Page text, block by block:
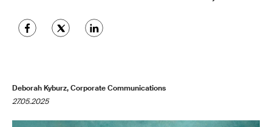
Deborah Kyburz, Corporate Communications
27.05.2025